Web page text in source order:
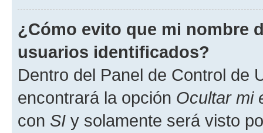
¿Cómo evito que mi nombre
usuarios identificados?
Dentro del Panel de Control de
encontrará la opción Ocultar mi
con SI y solamente será visto